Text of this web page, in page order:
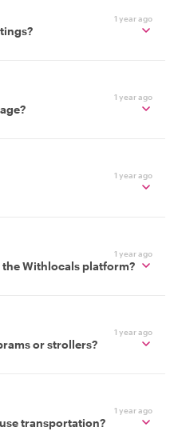
1 year ago
1 year ago
1 year ago
1 year ago
Withlocals platform?
1 year ago
or strollers?
1 year ago
transportation?